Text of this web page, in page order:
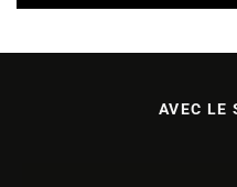
AVEC LE